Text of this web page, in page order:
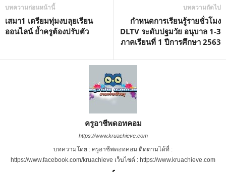
บทความก่อนหน้านี้
เสมา1 เตรียมทุ่มงบลุยเรียน
ออนไลน์ ย้ำครูต้องปรับตัว
บทความถัดไป
กำหนดการเรียนรู้รายชั่วโมง
DLTV ระดับปฐมวัย อนุบาล 1-3
ภาคเรียนที่ 1 ปีการศึกษา 2563
ครูอาชีพดอทคอม
https://www.kruachieve.com
บทความโดย : ครูอาชีพดอทคอม ติดตามได้ที่ :
https://www.facebook.com/kruachieve เว็บไซต์ : https://www.kruachieve.com